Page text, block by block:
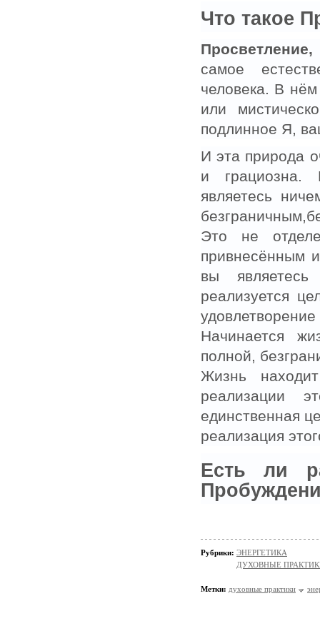
Что такое
Просветление,
самое
человека. В нём
или
подлинное Я,
И эта природа
и
являетесь
Это не
привнесённым
вы
реализуется
Начинается
полной,
Жизнь
реализации
единственная
реализация
Есть ли
Рубрики: ЭНЕРГЕТИКА
ДУХОВНЫЕ
Метки: духовные практики